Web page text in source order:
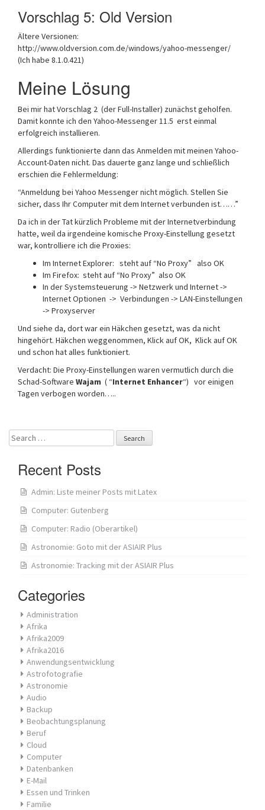
Vorschlag 5: Old Version
Ältere Versionen:
http://www.oldversion.com.de/windows/yahoo-messenger/
(Ich habe 8.1.0.421)
Meine Lösung
Bei mir hat Vorschlag 2 (der Full-Installer) zunächst geholfen.
Damit konnte ich den Yahoo-Messenger 11.5 erst einmal
erfolgreich installieren.
Allerdings funktionierte dann das Anmelden mit meinen Yahoo-
Account-Daten nicht. Das dauerte ganz lange und schließlich
erschien die Fehlermeldung:
“Anmeldung bei Yahoo Messenger nicht möglich. Stellen Sie
sicher, dass Ihr Computer mit dem Internet verbunden ist……”
Da ich in der Tat kürzlich Probleme mit der Internetverbindung
hatte, weil da irgendeine komische Proxy-Einstellung gesetzt
war, kontrolliere ich die Proxies:
Im Internet Explorer: steht auf “No Proxy” also OK
Im Firefox: steht auf “No Proxy” also OK
In der Systemsteuerung -> Netzwerk und Internet ->
Internet Optionen -> Verbindungen -> LAN-Einstellungen
-> Proxyserver
Und siehe da, dort war ein Häkchen gesetzt, was da nicht
hingehört. Häkchen weggenommen, Klick auf OK, Klick auf OK
und schon hat alles funktioniert.
Verdacht: Die Proxy-Einstellungen waren vermutlich durch die
Schad-Software Wajam ( “Internet Enhancer“) vor einigen
Tagen verbogen worden…..
Search
for:
Recent Posts
Admin: Liste meiner Posts mit Latex
Computer: Gutenberg
Computer: Radio (Oberartikel)
Astronomie: Goto mit der ASIAIR Plus
Astronomie: Tracking mit der ASIAIR Plus
Categories
Administration
Afrika
Afrika2009
Afrika2016
Anwendungsentwicklung
Astrofotografie
Astronomie
Audio
Backup
Beobachtungsplanung
Beruf
Cloud
Computer
Datenbanken
E-Mail
Essen und Trinken
Familie